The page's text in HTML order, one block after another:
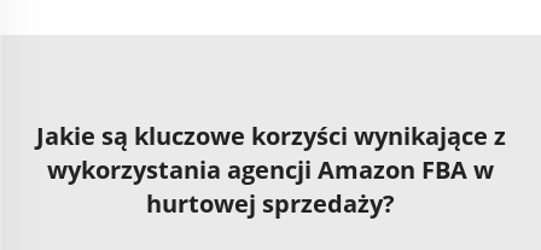
Jakie są kluczowe korzyści wynikające z
wykorzystania agencji Amazon FBA w
hurtowej sprzedaży?